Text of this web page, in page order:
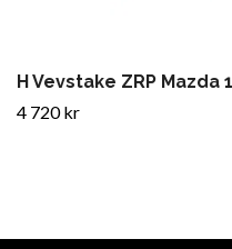
H Vevstake ZRP Mazda
4 720 kr